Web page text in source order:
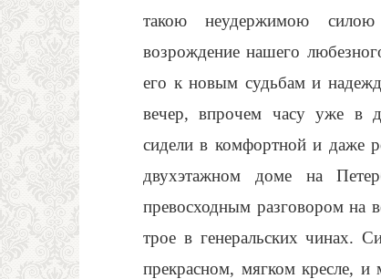
такою неудержимою
возрождение нашего
его к новым судьбам и
вечер, впрочем часу уже в
сидели в комфортной и даже
двухэтажном доме на
превосходным разговором
трое в генеральских чинах.
прекрасном, мягком кресле,